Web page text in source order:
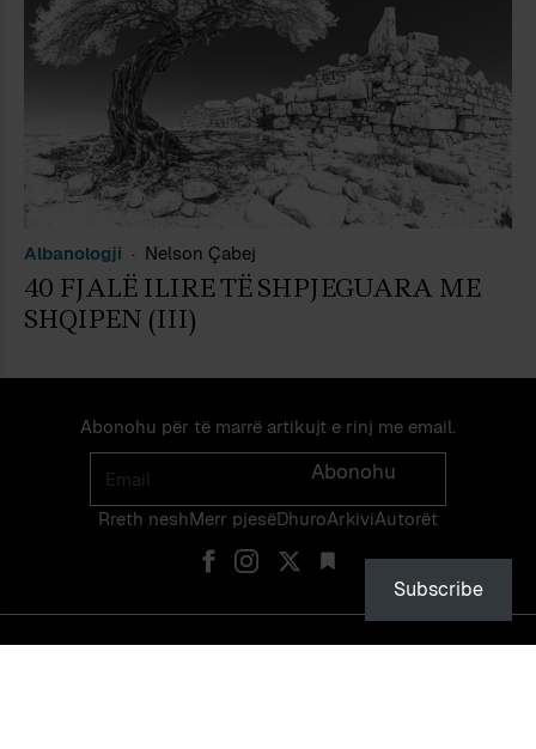
Albanologji Nelson Çabej
40 FJALË ILIRE TË SHPJEGUARA ME
SHQIPEN (III)
Abonohu për të marrë artikujt e rinj me email.
Email
Abonohu
Rreth neshMerr pjes​​ë​DhuroArkiviAutorët
Subscribe